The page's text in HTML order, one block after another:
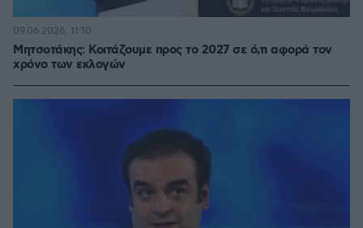
Μητσοτάκης: Κοιτάζουμε προς το 2027 σε ό,τι αφορά τον
χρόνο των εκλογών
09.06.2026, 11:10